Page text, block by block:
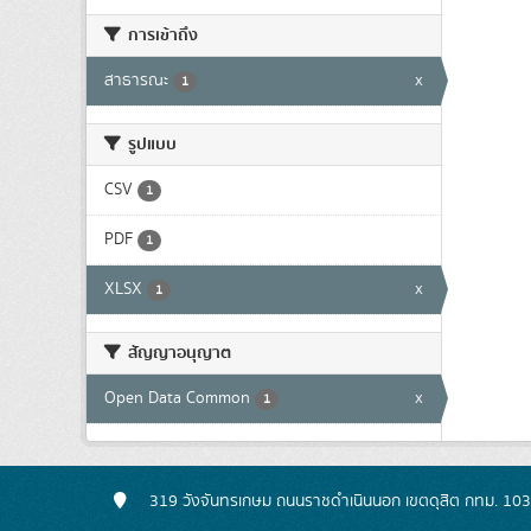
การเข้าถึง
สาธารณะ 1 x
รูปแบบ
CSV 1
PDF 1
XLSX 1 x
สัญญาอนุญาต
Open Data Common 1 x
319 วังจันทรเกษม ถนนราชดำเนินนอก เขตดุสิต กทม.